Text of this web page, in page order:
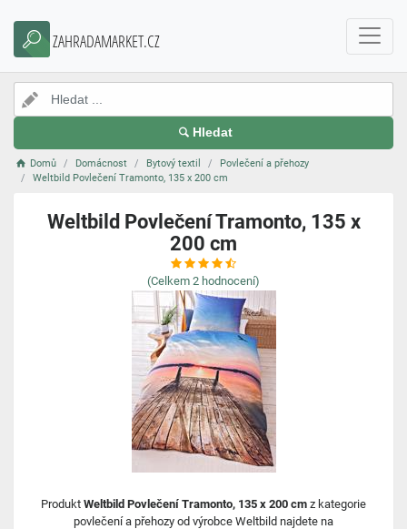
ZAHRADAMARKET.CZ
Hledat
Domů Domácnost Bytový textil
Povlečení a přehozy
Weltbild Povlečení Tramonto, 135 x 200 cm
Weltbild Povlečení Tramonto, 135 x
200 cm
(Celkem 2 hodnocení)
Produkt Weltbild Povlečení Tramonto, 135 x 200 cm z kategorie
povlečení a přehozy od výrobce Weltbild najdete na